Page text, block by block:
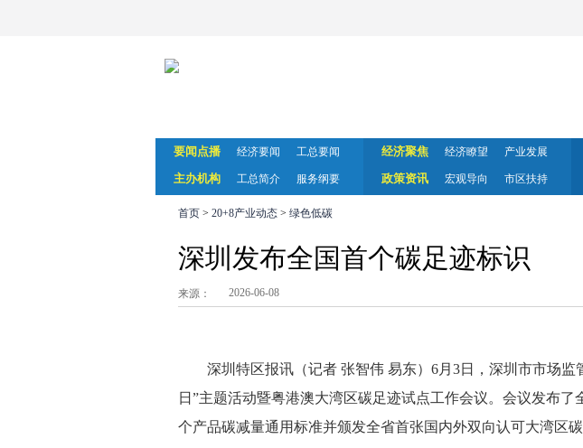
要闻点播 经济要闻 工总要闻
主办机构 工总简介 服务纲要
经济聚焦 经济瞭望 产业发展
政策资讯 宏观导向 市区扶持
首页 > 20+8产业动态 > 绿色低碳
深圳发布全国首个碳足迹标识
来源： 2026-06-08
深圳特区报讯（记者 张智伟 易东）6月3日，深圳市市场监
日”主题活动暨粤港澳大湾区碳足迹试点工作会议。会议发布
个产品碳减量通用标准并颁发全省首张国内外双向认可大湾区碳